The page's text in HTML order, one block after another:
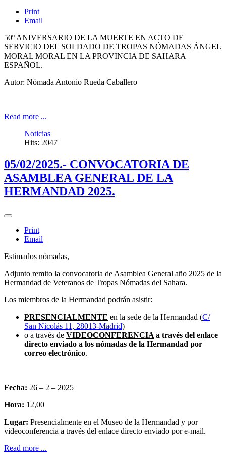
Print
Email
50º ANIVERSARIO DE LA MUERTE EN ACTO DE
SERVICIO DEL SOLDADO DE TROPAS NÓMADAS ÁNGEL
MORAL MORAL EN LA PROVINCIA DE SAHARA
ESPAÑOL.
Autor: Nómada Antonio Rueda Caballero
Read more ...
Noticias
Hits: 2047
05/02/2025.- CONVOCATORIA DE
ASAMBLEA GENERAL DE LA
HERMANDAD 2025.
Print
Email
Estimados nómadas,
Adjunto remito la convocatoria de Asamblea General año 2025 de la
Hermandad de Veteranos de Tropas Nómadas del Sahara.
Los miembros de la Hermandad podrán asistir:
PRESENCIALMENTE en la sede de la Hermandad (C/
San Nicolás 11, 28013-Madrid)
o a través de VIDEOCONFERENCIA a través del enlace
directo enviado a los nómadas de la Hermandad por
correo electrónico.
Fecha: 26 – 2 – 2025
Hora: 12,00
Lugar: Presencialmente en el Museo de la Hermandad y por
videoconferencia a través del enlace directo enviado por e-mail.
Read more ...